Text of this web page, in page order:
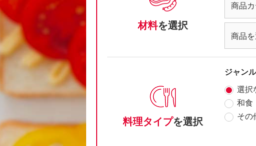
材料を選択
料理タイプを選択
ジャンル
選択
和食
その